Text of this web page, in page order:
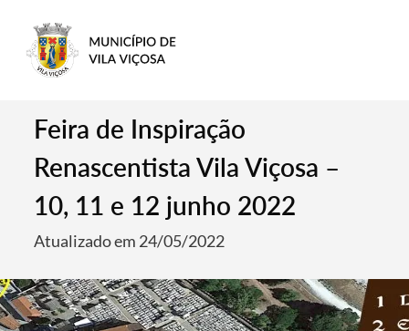
Feira de Inspiração
Renascentista Vila Viçosa –
10, 11 e 12 junho 2022
Atualizado em 24/05/2022